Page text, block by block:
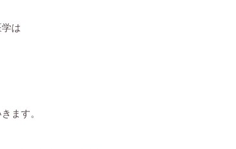
は
ます。